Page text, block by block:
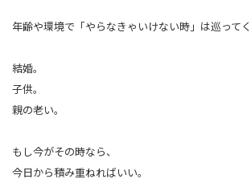
年齢や環境で「やらなきゃいけない時」は巡ってく
結婚。
子供。
親の老い。
もし今がその時なら、
今日から積み重ねればいい。